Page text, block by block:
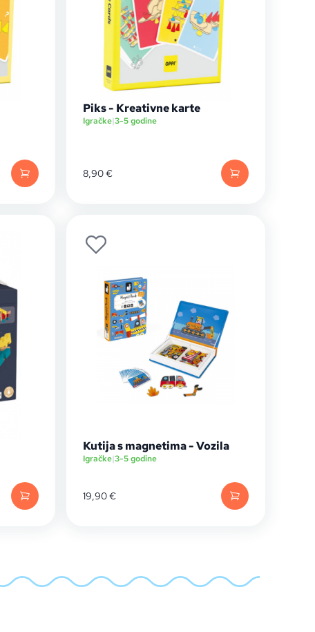
Piks - Kreativne karte
Igračke|3-5 godine
8,90€
Kutija s magnetima - Vozila
Igračke|3-5 godine
19,90€